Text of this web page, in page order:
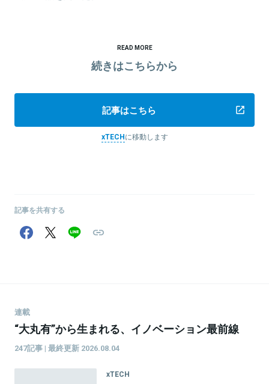
READ MORE
続きはこちらから
記事はこちら
xTECHに移動します
記事を共有する
連載
“大丸有”から生まれる、イノベーション最前線
247記事 | 最終更新 2026.08.04
xTECH